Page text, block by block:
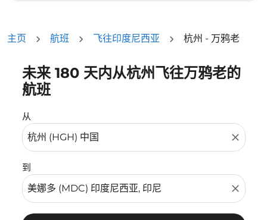
主页 航班 飞往印度尼西亚 杭州 - 万鸦老
未来 180 天内从杭州飞往万鸦老的
航班
从
close
到
close
没有符合您的筛选条件的机票。请调整您的筛选条件。